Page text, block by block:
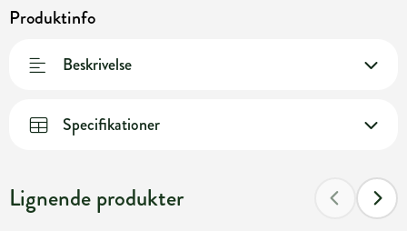
Produktinfo
Beskrivelse
Specifikationer
Lignende produkter